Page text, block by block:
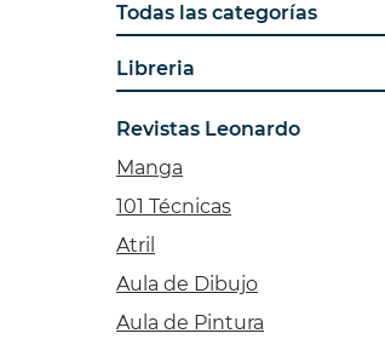
pebeo vitrail
Tavola
Pintura
pastel schmincke
Todas las categorías
Libreria
Revistas Leonardo
Manga
101 Técnicas
Atril
Aula de Dibujo
Aula de Pintura